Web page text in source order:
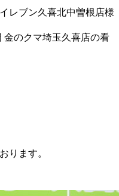
レブン久喜北中曽根店様
金のクマ埼玉久喜店の看
ります。